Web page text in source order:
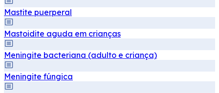
Mastite puerperal
Mastoidite aguda em crianças
Meningite bacteriana (adulto e criança)
Meningite fúngica